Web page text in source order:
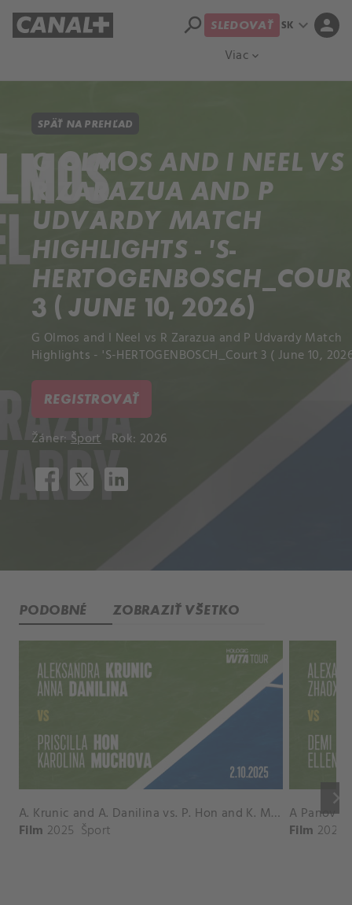
Viac expand_more
search SLEDOVAŤ SK expand_more person
SPÄŤ NA PREHĽAD
G OLMOS AND I NEEL VS
R ZARAZUA AND P
UDVARDY MATCH
HIGHLIGHTS - 'S-
3 ( JUNE 10, 2026)
G Olmos and I Neel vs R Zarazua and P Udvardy Match
Highlights - 'S-HERTOGENBOSCH_Court 3 ( June 10,
REGISTROVAŤ
Žáner: Šport Rok: 2026
PODOBNÉ ZOBRAZIŤ VŠETKO
keyboard_arrow_right
A. Krunic and A. Danilina vs. P. Hon and K. Muchova Match Highlights - BEIJING_Capital Group Diamond ( October 02, 2025)
Film 2025 Šport Film 2026